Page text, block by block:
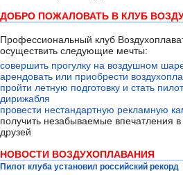
ДОБРО ПОЖАЛОВАТЬ В КЛУБ
Профессиональный клуб
осуществить следующие мечты:
совершить прогулку на воздушном
арендовать или приобрести
пройти летную подготовку и стать
дирижабля
провести нестандартную рекламную
получить незабываемые впечатления
друзей
НОВОСТИ ВОЗДУХОПЛАВАНИЯ
Пилот клуба установил российский рекорд